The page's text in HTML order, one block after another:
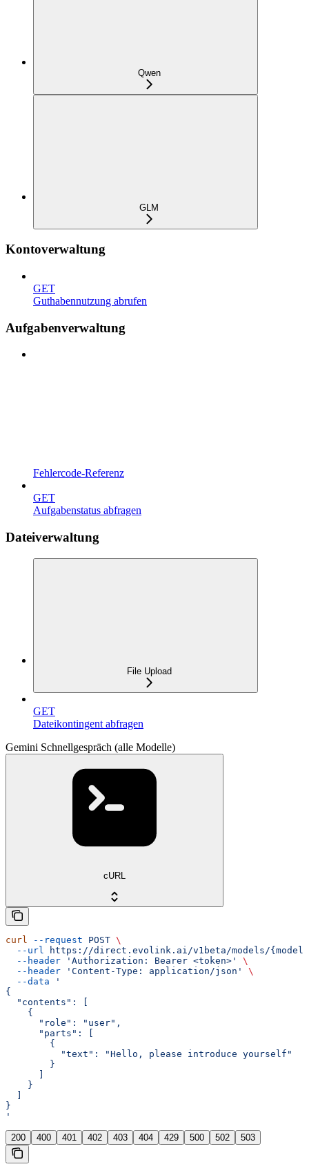
Qwen
GLM
Kontoverwaltung
GET
Guthabennutzung abrufen
Aufgabenverwaltung
Fehlercode-Referenz
GET
Aufgabenstatus abfragen
Dateiverwaltung
File Upload
GET
Dateikontingent abfragen
Gemini Schnellgespräch (alle Modelle)
cURL
curl --request POST \
  --url
https://direct.evolink.ai/v1beta/models/
  --header
'Authorization: Bearer <token>'
\
  --header
'Content-Type: application/json'
\
  --data
'
{
  "contents": [
    {
      "role": "user",
      "parts": [
        {
          "text": "Hello, please introduce yourself"
        }
      ]
    }
  ]
}
'
200 400 401 402 403 404 429 500 502 503